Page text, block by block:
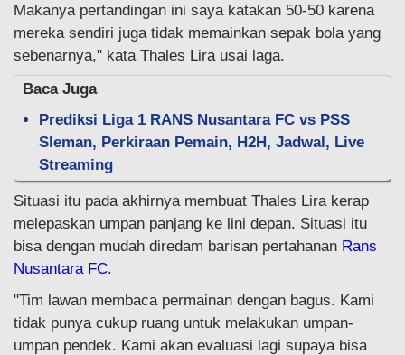
Makanya pertandingan ini saya katakan 50-50 karena
mereka sendiri juga tidak memainkan sepak bola yang
sebenarnya," kata Thales Lira usai laga.
Baca Juga
Prediksi Liga 1 RANS Nusantara FC vs PSS
Sleman, Perkiraan Pemain, H2H, Jadwal, Live
Streaming
Situasi itu pada akhirnya membuat Thales Lira kerap
melepaskan umpan panjang ke lini depan. Situasi itu
bisa dengan mudah diredam barisan pertahanan Rans
Nusantara FC.
"Tim lawan membaca permainan dengan bagus. Kami
tidak punya cukup ruang untuk melakukan umpan-
umpan pendek. Kami akan evaluasi lagi supaya bisa